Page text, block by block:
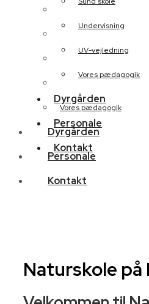
Undervisning
UV-vejledning
Vores pædagogik
Dyrgården
Personale
Kontakt
Vores pædagogik
Dyrgården
Personale
Kontakt
Naturskole på